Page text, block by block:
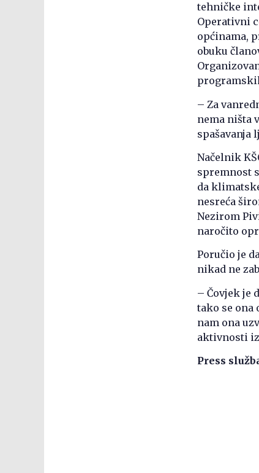
tehničke
Operativni
općinama,
obuku
– Za
nema ništa
spašavanja
Načelnik
spremnost
da
nesreća
Nezirom
naročito
Poručio je
nikad ne
– Čovjek je
tako se ona
nam ona
aktivnosti
Press